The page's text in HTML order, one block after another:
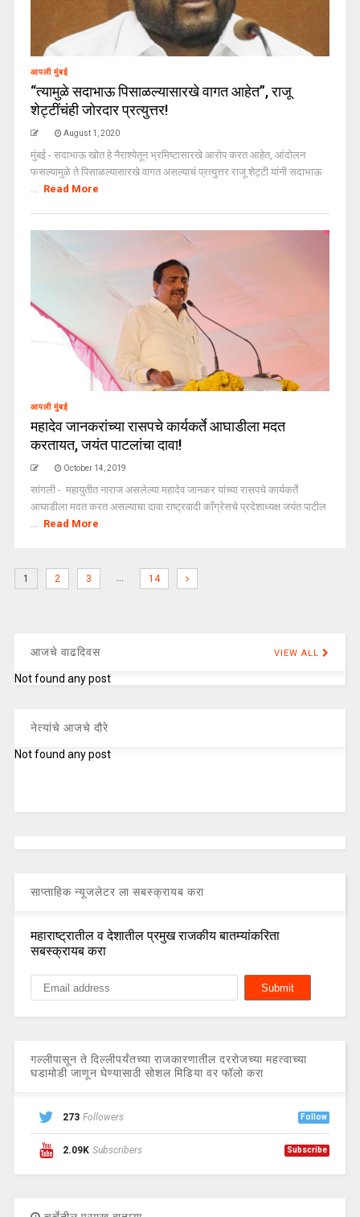
आपली मुंबई
“त्यामुळे सदाभाऊ पिसाळल्यासारखे वागत आहेत”, राजू
शेट्टींचंही जोरदार प्रत्युत्तर!
August 1, 2020
मुंबई - सदाभाऊ खोत हे नैराश्येतून भ्रमिष्टासारखे आरोप करत आहेत, आंदोलन
फसल्यामुळे ते पिसाळल्यासारखे वागत असल्याचं प्रत्युत्तर राजू शेट्टी यांनी सदाभाऊ
... Read More
आपली मुंबई
महादेव जानकरांच्या रासपचे कार्यकर्ते आघाडीला मदत
करतायत, जयंत पाटलांचा दावा!
October 14, 2019
सांगली - महायुतीत नाराज असलेल्या महादेव जानकर यांच्या रासपचे कार्यकर्ते
आघाडीला मदत करत असल्याचा दावा राष्ट्रवादी काँग्रेसचे प्रदेशाध्यक्ष जयंत पाटील
... Read More
1 2 3 … 14
आजचे वाढदिवस VIEW ALL
Not found any post
नेत्यांचे आजचे दौरे
Not found any post
साप्ताहिक न्यूजलेटर ला सबस्क्रायब करा
महाराष्ट्रातील व देशातील प्रमुख राजकीय बातम्यांकरिता
सबस्क्रायब करा
गल्लीपासून ते दिल्लीपर्यंतच्या राजकारणातील दररोजच्या महत्वाच्या
घडामोडी जाणून घेण्यासाठी सोशल मिडिया वर फॉलो करा
273 Followers Follow
2.09K Subscribers Subscribe